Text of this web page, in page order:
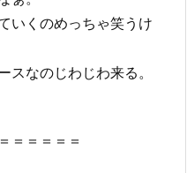
いくのめっちゃ笑うけ
スなのじわじわ来る。
＝＝＝＝＝